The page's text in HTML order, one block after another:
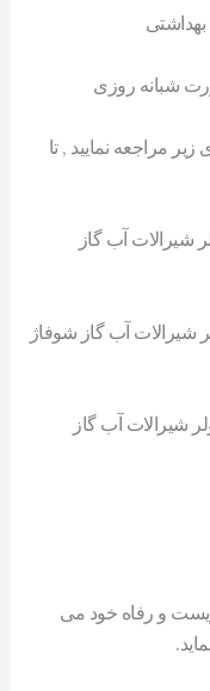
بهداشتی
شبانه روزی
مراجعه نمایید , تا
شیرالات آب گاز
شیرالات آب گاز شوفاژ
شیرالات آب گاز
و رفاه خود می